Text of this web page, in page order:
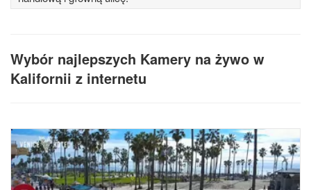
Wybór najlepszych Kamery na żywo w
Kalifornii z internetu